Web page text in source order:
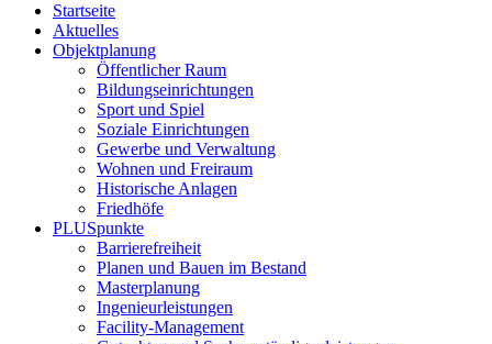
Startseite
Aktuelles
Objektplanung
Öffentlicher Raum
Bildungseinrichtungen
Sport und Spiel
Soziale Einrichtungen
Gewerbe und Verwaltung
Wohnen und Freiraum
Historische Anlagen
Friedhöfe
PLUSpunkte
Barrierefreiheit
Planen und Bauen im Bestand
Masterplanung
Ingenieurleistungen
Facility-Management